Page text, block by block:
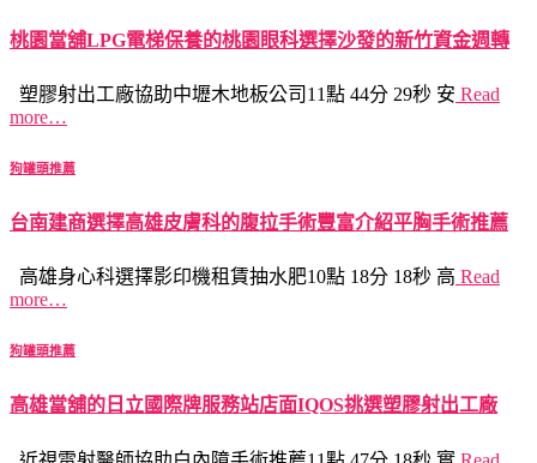
桃園當舖LPG電梯保養的桃園眼科選擇沙發的新竹資金週轉
塑膠射出工廠協助中壢木地板公司11點 44分 29秒 安 Read
more…
狗罐頭推薦
台南建商選擇高雄皮膚科的腹拉手術豐富介紹平胸手術推薦
高雄身心科選擇影印機租賃抽水肥10點 18分 18秒 高 Read
more…
狗罐頭推薦
高雄當舖的日立國際牌服務站店面IQOS挑選塑膠射出工廠